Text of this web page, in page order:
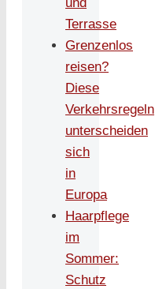
Terrasse
Grenzenlos
reisen?
Diese
Verkehrsregeln
unterscheiden
sich
in
Europa
Haarpflege
im
Sommer:
Schutz